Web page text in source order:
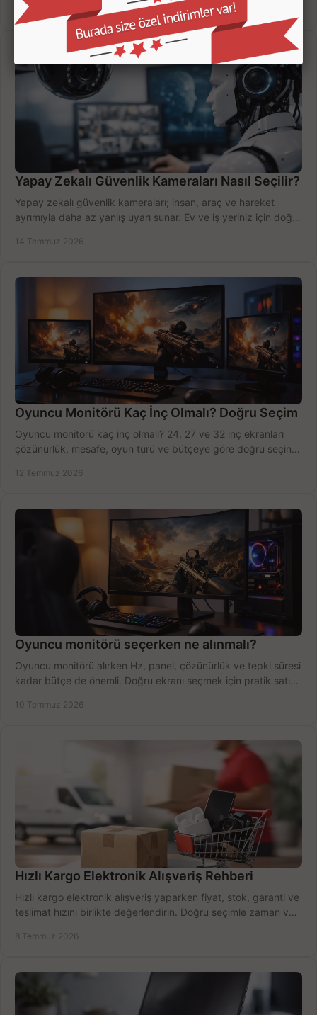
16 Temmuz 2026
Yapay Zekalı Güvenlik Kameraları Nasıl Seçilir?
Yapay zekalı güvenlik kameraları; insan, araç ve hareket
ayrımıyla daha az yanlış uyarı sunar. Ev ve iş yeriniz için doğru
14 Temmuz 2026
Oyuncu Monitörü Kaç İnç Olmalı? Doğru Seçim
Oyuncu monitörü kaç inç olmalı? 24, 27 ve 32 inç ekranları
çözünürlük, mesafe, oyun türü ve bütçeye göre doğru seçin,
12 Temmuz 2026
Oyuncu monitörü seçerken ne alınmalı?
Oyuncu monitörü alırken Hz, panel, çözünürlük ve tepki süresi
kadar bütçe de önemli. Doğru ekranı seçmek için pratik satın
10 Temmuz 2026
Hızlı Kargo Elektronik Alışveriş Rehberi
Hızlı kargo elektronik alışveriş yaparken fiyat, stok, garanti ve
teslimat hızını birlikte değerlendirin. Doğru seçimle zaman ve
8 Temmuz 2026